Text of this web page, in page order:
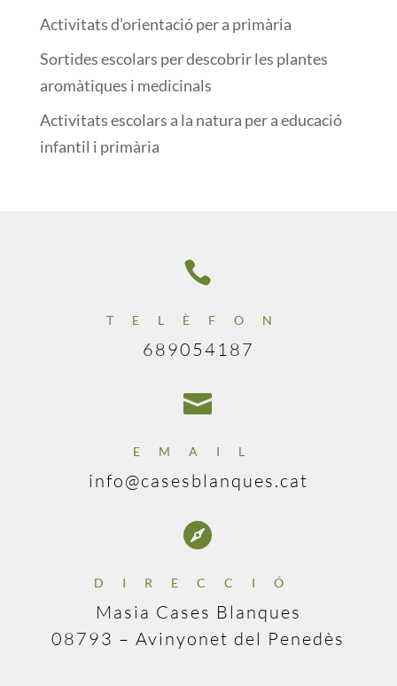
Activitats d’orientació per a primària
Sortides escolars per descobrir les plantes
aromàtiques i medicinals
Activitats escolars a la natura per a educació
infantil i primària

TELÈFON
689054187

EMAIL
info@casesblanques.cat

DIRECCIÓ
Masia Cases Blanques
08793 – Avinyonet del Penedès